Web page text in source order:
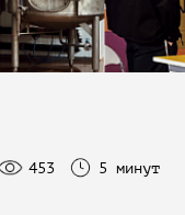
453 5 минут